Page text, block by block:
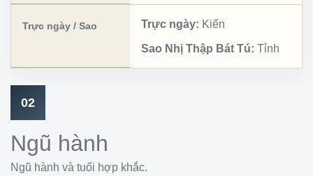
Trực ngày / Sao Trực ngày: Kiến
Sao Nhị Thập Bát Tú: Tỉnh
02
Ngũ hành
Ngũ hành và tuổi hợp khắc.